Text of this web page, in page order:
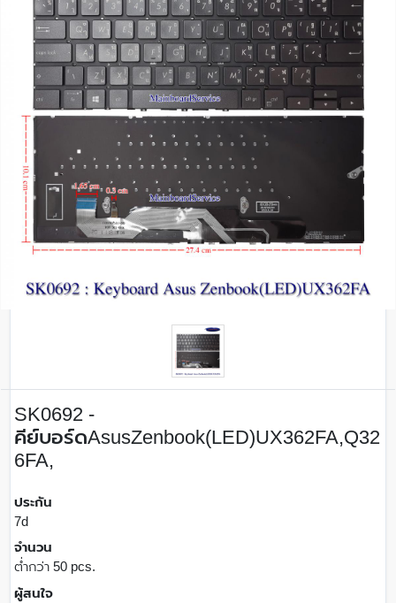
SK0692 -
คีย์บอร์ดAsusZenbook(LED)UX362FA,Q32
6FA,
ประกัน
7d
จำนวน
ต่ำกว่า 50 pcs.
ผู้สนใจ